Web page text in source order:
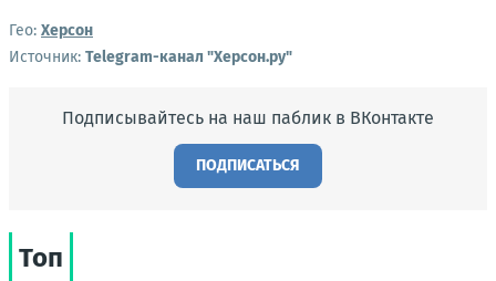
Гео: Херсон
Источник: Telegram-канал "Херсон.ру"
Подписывайтесь на наш паблик в ВКонтакте
ПОДПИСАТЬСЯ
Топ